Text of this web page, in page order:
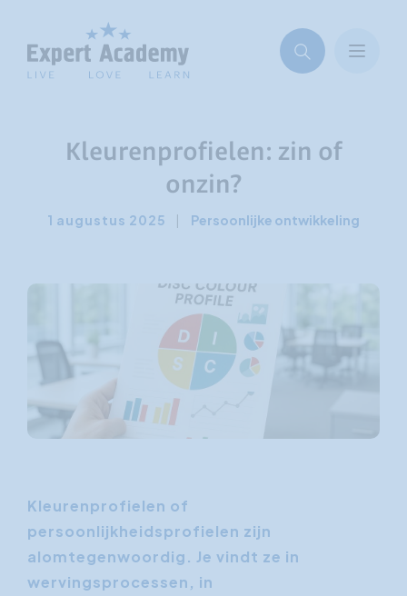
Kleurenprofielen: zin of
onzin?
1 augustus 2025 | Persoonlijke ontwikkeling
Kleurenprofielen of
persoonlijkheidsprofielen zijn
alomtegenwoordig. Je vindt ze in
wervingsprocessen, in